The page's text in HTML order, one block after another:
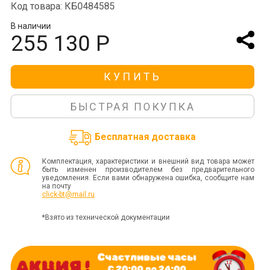
Код товара: КБ0484585
В наличии
255 130 Р
КУПИТЬ
БЫСТРАЯ ПОКУПКА
Бесплатная доставка
Комплектация, характеристики и внешний вид товара может
быть изменен производителем без предварительного
уведомления. Если вами обнаружена ошибка, сообщите нам
на почту
click-bt@mail.ru
*Взято из технической документации